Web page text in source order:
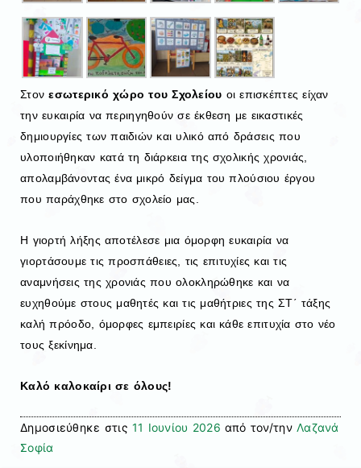
Στονεσωτερικό χώρο του Σχολείου οι επισκέπτες είχαν
την ευκαιρία να περιηγηθούν σε έκθεση με εικαστικές
δημιουργίες των παιδιών και υλικό από δράσεις που
υλοποιήθηκαν κατά τη διάρκεια της σχολικής χρονιάς,
απολαμβάνοντας ένα μικρό δείγμα του πλούσιου έργου
που παράχθηκε στο σχολείο μας.
Η γιορτή λήξης αποτέλεσε μια όμορφη ευκαιρία να
γιορτάσουμε τις προσπάθειες, τις επιτυχίες και τις
αναμνήσεις της χρονιάς που ολοκληρώθηκε και να
ευχηθούμε στους μαθητές και τις μαθήτριες της ΣΤ΄ τάξης
καλή πρόοδο, όμορφες εμπειρίες και κάθε επιτυχία στο νέο
τους ξεκίνημα.
Καλό καλοκαίρι σε όλους!
Δημοσιεύθηκε στις 11 Ιουνίου 2026 από τον/την Λαζανά
Σοφία